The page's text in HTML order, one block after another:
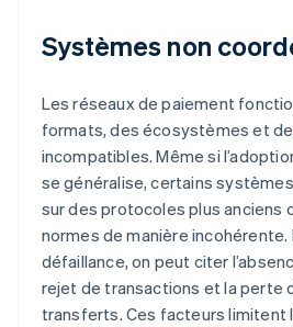
Systèmes non
Les réseaux de paiement
formats, des écosystèmes et
incompatibles. Même si
se généralise, certains
sur des protocoles plus
normes de manière incohérente.
défaillance, on peut citer
rejet de transactions et la perte
transferts. Ces facteurs limitent